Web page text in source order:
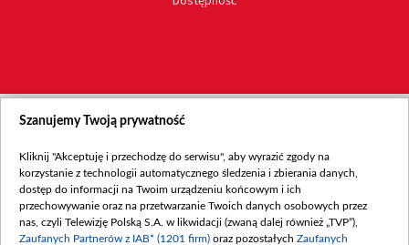
Szanujemy Twoją prywatność
Kliknij "Akceptuję i przechodzę do serwisu", aby wyrazić zgody na
korzystanie z technologii automatycznego śledzenia i zbierania danych,
dostęp do informacji na Twoim urządzeniu końcowym i ich
przechowywanie oraz na przetwarzanie Twoich danych osobowych przez
nas, czyli Telewizję Polską S.A. w likwidacji (zwaną dalej również „TVP”),
Zaufanych Partnerów z IAB* (1201 firm) oraz pozostałych Zaufanych